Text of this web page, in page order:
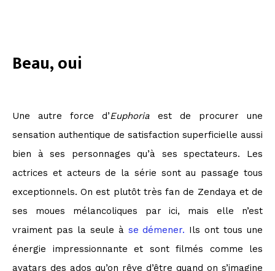
Beau, oui
Une autre force d’Euphoriaest de procurer une
sensation authentique de satisfaction superficielle aussi
bien à ses personnages qu’à ses spectateurs. Les
actrices et acteurs de la série sont au passage tous
exceptionnels. On est plutôt très fan de Zendaya et de
ses moues mélancoliques par ici, mais elle n’est
vraiment pas la seule à se démener. Ils ont tous une
énergie impressionnante et sont filmés comme les
avatars des ados qu’on rêve d’être quand on s’imagine